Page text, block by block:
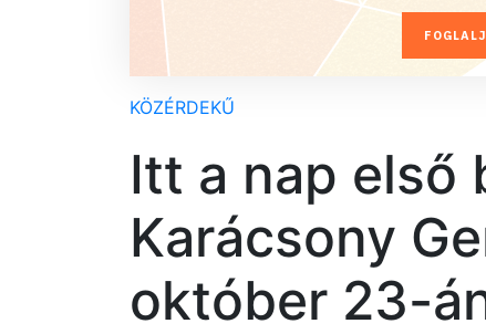
KÖZÉRDEKŰ
Itt a nap első
Karácsony
október 23-